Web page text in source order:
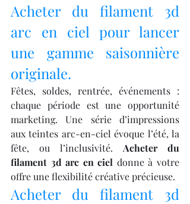
Acheter du filament 3d
arc en ciel pour lancer
une gamme saisonnière
originale.
Fêtes, soldes, rentrée, événements :
chaque période est une opportunité
marketing. Une série d’impressions
aux teintes arc-en-ciel évoque l’été, la
fête, ou l’inclusivité. Acheter du
filament 3d arc en ciel donne à votre
offre une flexibilité créative précieuse.
Acheter du filament 3d